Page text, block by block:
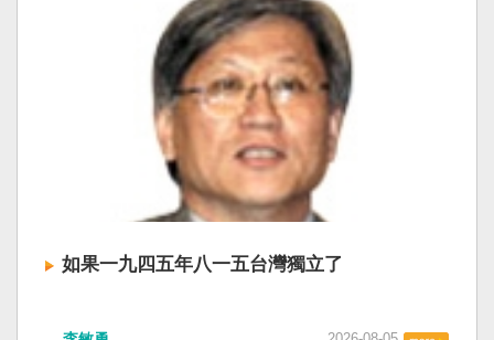
如果一九四五年八一五台灣獨立了